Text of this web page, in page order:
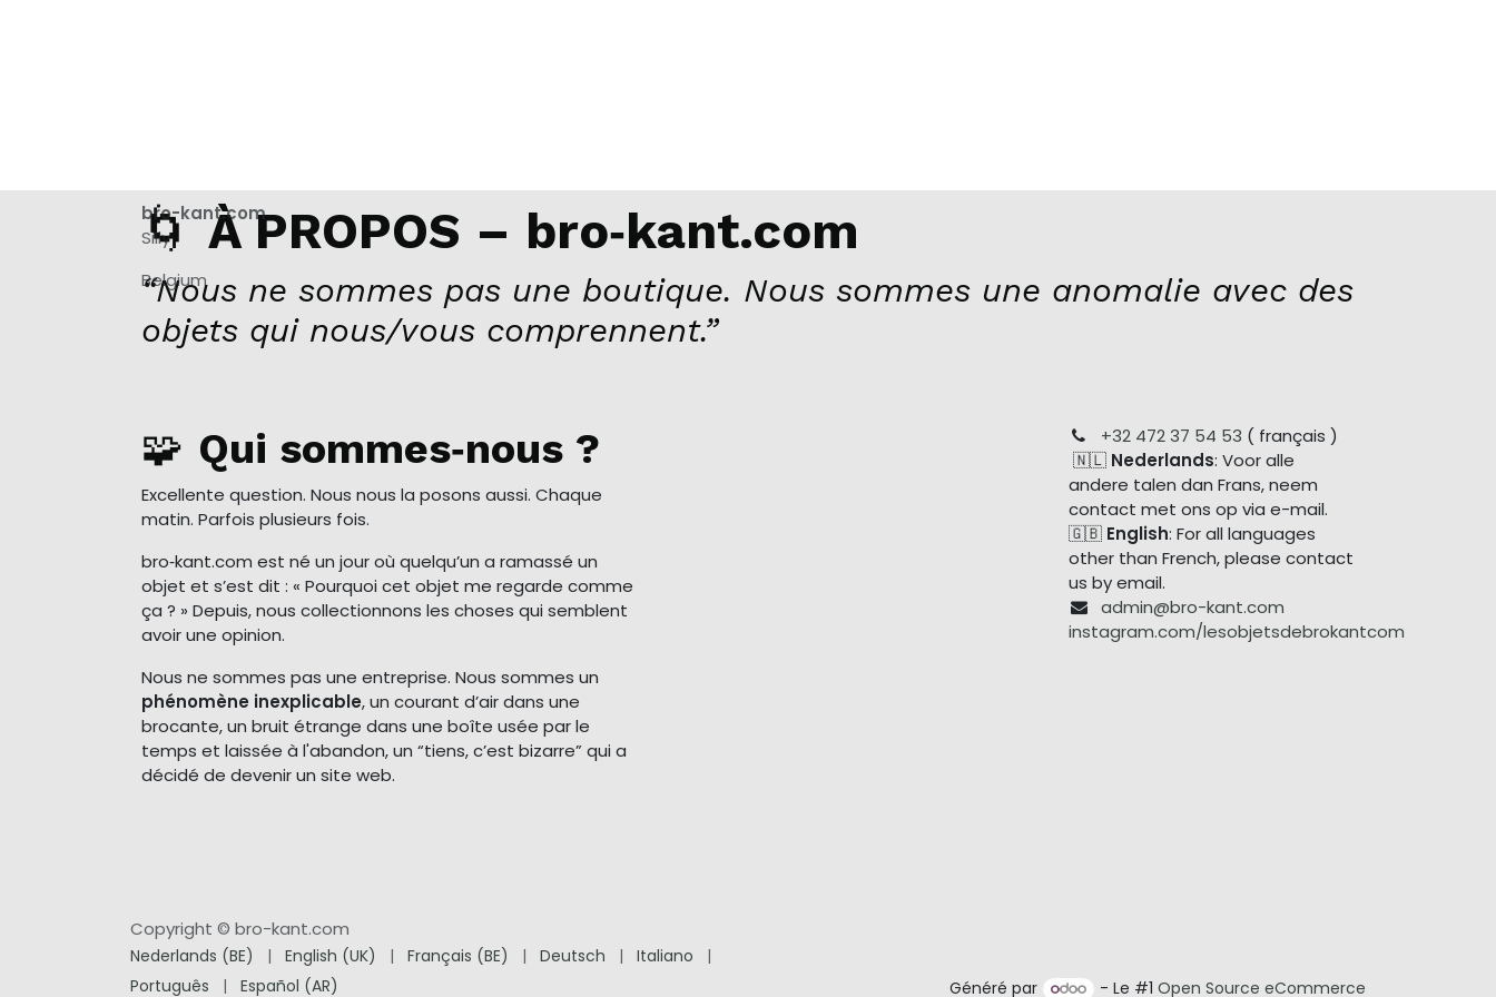
🌀À PROPOS – bro‑kant.com
“Nous ne sommes pas une boutique. Nous sommes une anomalie avec des
objets qui nous/vous comprennent.”
🧩 Qui sommes‑nous ?
Excellente question. Nous nous la posons aussi. Chaque
matin. Parfois plusieurs fois.
bro‑kant.com est né un jour où quelqu’un a ramassé un
objet et s’est dit : « Pourquoi cet objet me regarde comme
ça ? » Depuis, nous collectionnons les choses qui semblent
avoir une opinion.
Nous ne sommes pas une entreprise. Nous sommes un
phénomène inexplicable, un courant d’air dans une
brocante, un bruit étrange dans une boîte usée par le
temps et laissée à l'abandon, un “tiens, c’est bizarre” qui a
décidé de devenir un site web.
+32 472 37 54 53 ( français )
🇳🇱 Nederlands: Voor alle
andere talen dan Frans, neem
contact met ons op via e-mail.
🇬🇧 English: For all languages
other than French, please contact
us by email.
admin@bro-kant.com
instagram.com/lesobjetsdebrokantcom
bro-kant.com
Silly
Belgium
Copyright © bro-kant.com
Nederlands (BE) | English (UK) | Français (BE) | Deutsch | Italiano
|
Português
| Español (AR) Généré par - Le #1 Open Source eCommerce